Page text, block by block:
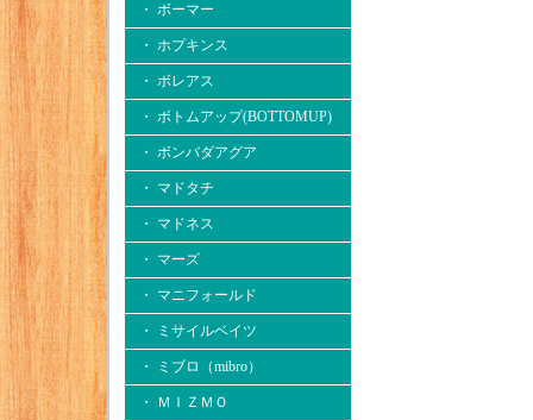
・ ボーマー
・ ホプキンス
・ ボレアス
・ ボトムアップ(BOTTOMUP)
・ ボンバダアグア
・ マドタチ
・ マドネス
・ マーズ
・ マニフォールド
・ ミサイルベイツ
・ ミブロ（mibro）
・ ＭＩＺＭＯ